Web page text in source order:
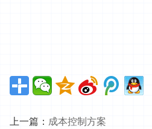
上一篇： 成本控制方案